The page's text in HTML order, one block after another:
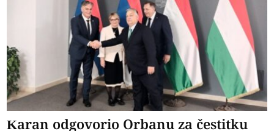
Karan odgovorio Orbanu za čestitku